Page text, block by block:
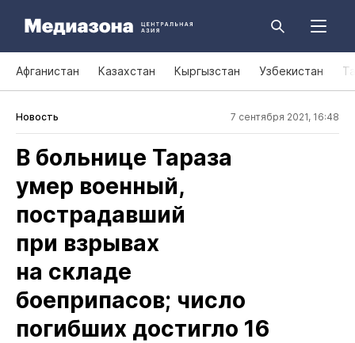
Афганистан Казахстан Кыргызстан Узбекистан
Новость 7 сентября 2021, 16:48
В больнице Тараза
умер военный,
пострадавший
при взрывах
на складе
боеприпасов; число
погибших достигло 16